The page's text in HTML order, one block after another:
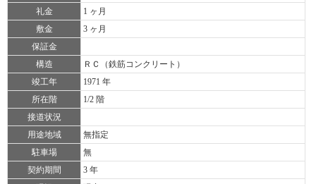
礼金
1 ヶ月
敷金
3 ヶ月
保証金
構造
ＲＣ（鉄筋コンクリート）
竣工年
1971 年
所在階
1/2 階
接道状況
用途地域
無指定
駐車場
無
契約期間
3 年